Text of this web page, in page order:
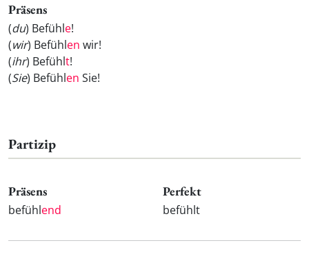
Präsens
(du) Befühle!
(wir) Befühlen wir!
(ihr) Befühlt!
(Sie) Befühlen Sie!
Partizip
Präsens
befühlend
Perfekt
befühlt